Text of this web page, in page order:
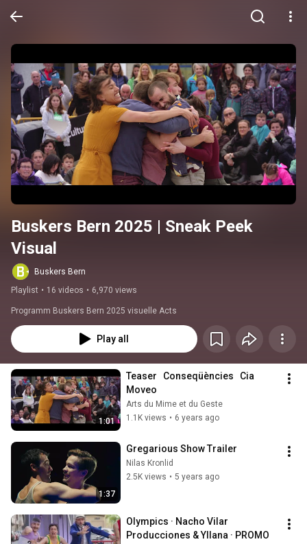
Buskers Bern 2025 | Sneak Peek
Visual
Buskers Bern
Playlist • 16 videos • 6,970 views
Programm Buskers Bern 2025 visuelle Acts
Play all
1:01
Teaser   Conseqüències   Cia
Moveo
Arts du Mime et du Geste
1.1K views • 6 years ago
1:37
Gregarious Show Trailer
Nilas Kronlid
2.5K views • 5 years ago
Olympics · Nacho Vilar
Producciones & Yllana · PROMO